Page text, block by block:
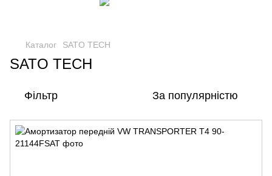
Каталог SATO TECH
SATO TECH
Фільтр За популярністю